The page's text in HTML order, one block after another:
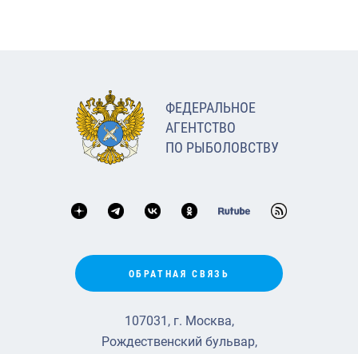
ФЕДЕРАЛЬНОЕ
АГЕНТСТВО
ПО РЫБОЛОВСТВУ
ОБРАТНАЯ СВЯЗЬ
107031, г. Москва,
Рождественский бульвар,